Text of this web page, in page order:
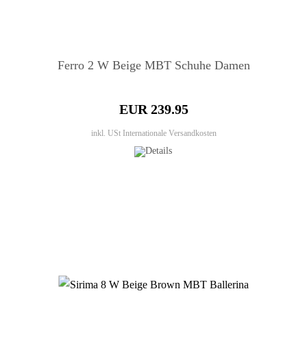
Ferro 2 W Beige MBT Schuhe Damen
EUR 239.95
inkl. USt Internationale Versandkosten